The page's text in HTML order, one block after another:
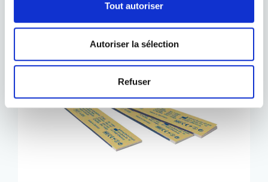
Tout autoriser
Autoriser la sélection
Refuser